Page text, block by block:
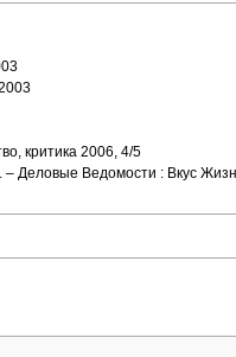
критика 2006, 4/5
Деловые Ведомости : Вкус